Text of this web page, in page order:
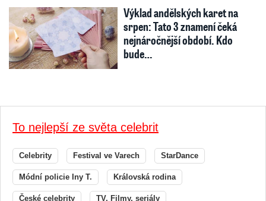
Výklad andělských karet na
srpen: Tato 3 znamení čeká
nejnáročnější období. Kdo
bude…
To nejlepší ze světa celebrit
Celebrity Festival ve Varech StarDance
Módní policie Iny T. Královská rodina
České celebrity TV, Filmy, seriály